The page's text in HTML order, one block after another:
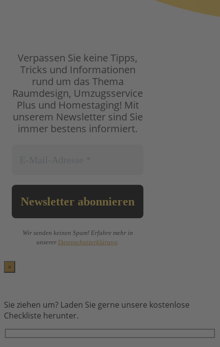
Verpassen Sie keine Tipps,
Tricks und Informationen
rund um das Thema
Raumdesign, Umzugsservice
Plus und Homestaging! Mit
unserem Newsletter sind Sie
immer bestens informiert.
Wir senden keinen Spam! Erfahre mehr in
unserer Datenschutzerklärung
×
Sie ziehen um? Laden Sie gerne unsere kostenlose
Checkliste herunter.